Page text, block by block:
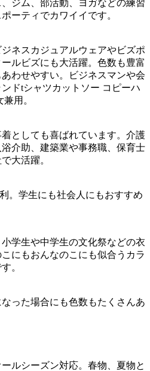
ジム、部活動、ヨガなどの練習
ーティでカワイイです。
ネスカジュアルウェアやビズポ
ルビズにも大活躍。色数も豊富
わせやすい。ビジネスマンや会
ドtシャツカットソー コピーハ
用。
としても喜ばれています。介護
介助、建築業や事務職、保育士
大活躍。
。学生にも社会人にもおすすめ
学生や中学生の文化祭などの衣
にもおんなのこにも似合うカラ
。
った場合にも色数もたくさんあ
ルシーズン対応。春物、夏物と